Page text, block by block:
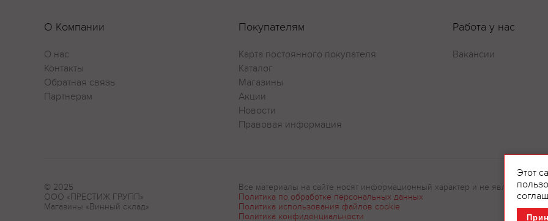
О Компании
О нас
Контакты
Обратная связь
Партнерам
Покупателям
Карта постоянного покупателя
Каталог
Магазины
Акции
Новости
Правовая информация
Работа у нас
Вакансии
© 2025
ООО «ПРЕСТИЖ ГРУПП»
Магазины «Винный склад»
Все материалы на сайте носят информационный характер и не являются
Политика по обработке персональных данных
Политика использования файлов cookie
Политика конфиденциальности
Этот